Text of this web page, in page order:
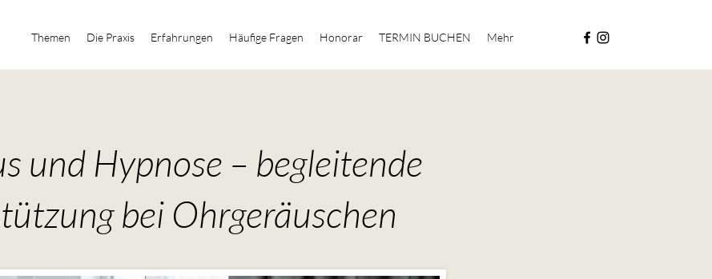
Themen Die Praxis Erfahrungen Häufige Fragen Honorar TERMIN BUCHEN Mehr
und Hypnose – begleitende
bei Ohrgeräuschen